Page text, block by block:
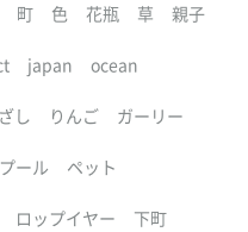
町 色 花瓶 草 親子
japan ocean
し りんご ガーリー
プール ペット
ロップイヤー 下町